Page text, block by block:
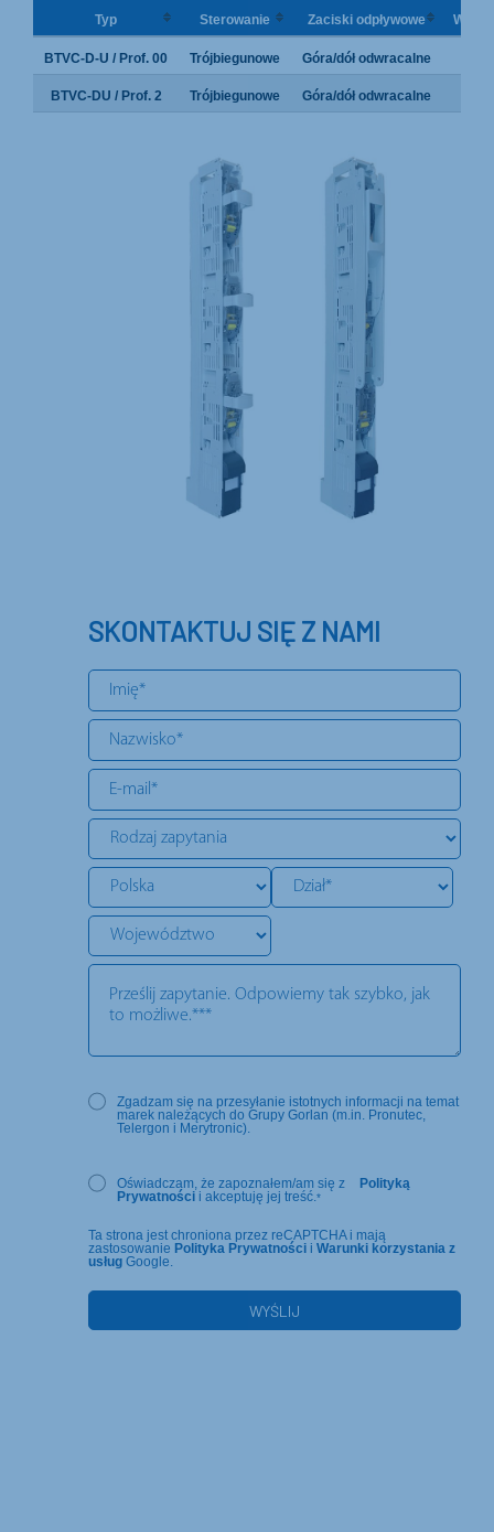
Typ Sterowanie Zaciski odpływowe
BTVC-D-U / Prof. 00 Trójbiegunowe Góra/dół odwracalne
BTVC-DU / Prof. 2 Trójbiegunowe Góra/dół odwracalne
SKONTAKTUJ SIĘ Z NAMI
Zgadzam się na przesyłanie istotnych informacji na temat
marek należących do Grupy Gorlan (m.in. Pronutec,
Telergon i Merytronic).
Oświadczam, że zapoznałem/am się z
Polityką
Prywatności i akceptuję jej treść.*
Ta strona jest chroniona przez reCAPTCHA i mają
zastosowanie Polityka Prywatności i Warunki korzystania z
usług Google.